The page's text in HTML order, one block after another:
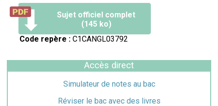
Sujet officiel complet
(145 ko)
Code repère : C1CANGL03792
Accès direct
Simulateur de notes au bac
Réviser le bac avec des livres